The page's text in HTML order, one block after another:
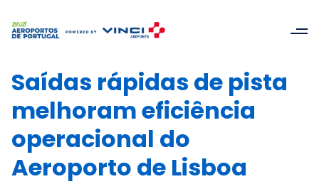
Saídas rápidas de pista
melhoram eficiência
operacional do
Aeroporto de Lisboa